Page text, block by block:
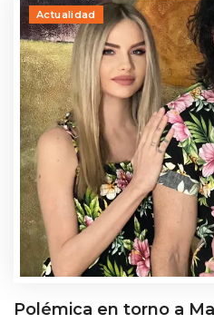
Actualidad
Polémica en torno a